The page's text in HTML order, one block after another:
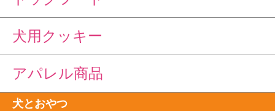
犬用クッキー
アパレル商品
犬とおやつ